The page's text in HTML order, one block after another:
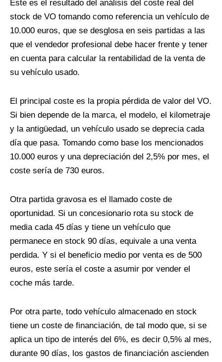
Este es el resultado del análisis del coste real del
stock de VO tomando como referencia un vehículo de
10.000 euros, que se desglosa en seis partidas a las
que el vendedor profesional debe hacer frente y tener
en cuenta para calcular la rentabilidad de la venta de
su vehículo usado.
El principal coste es la propia pérdida de valor del VO.
Si bien depende de la marca, el modelo, el kilometraje
y la antigüedad, un vehículo usado se deprecia cada
día que pasa. Tomando como base los mencionados
10.000 euros y una depreciación del 2,5% por mes, el
coste sería de 730 euros.
Otra partida gravosa es el llamado coste de
oportunidad. Si un concesionario rota su stock de
media cada 45 días y tiene un vehículo que
permanece en stock 90 días, equivale a una venta
perdida. Y si el beneficio medio por venta es de 500
euros, este sería el coste a asumir por vender el
coche más tarde.
Por otra parte, todo vehículo almacenado en stock
tiene un coste de financiación, de tal modo que, si se
aplica un tipo de interés del 6%, es decir 0,5% al mes,
durante 90 días, los gastos de financiación ascienden